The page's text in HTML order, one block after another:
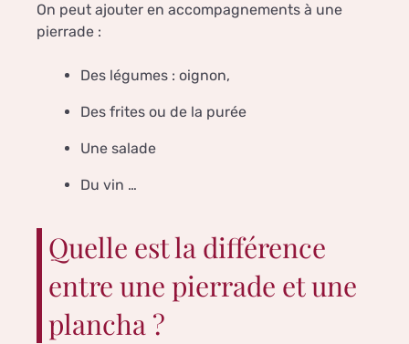
On peut ajouter en accompagnements à une
pierrade :
Des légumes : oignon,
Des frites ou de la purée
Une salade
Du vin …
Quelle est la différence
entre une pierrade et une
plancha ?